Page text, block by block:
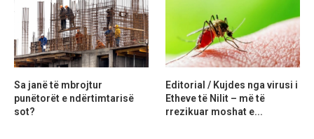
Sa janë të mbrojtur
punëtorët e ndërtimtarisë
sot?
Editorial / Kujdes nga virusi i
Etheve të Nilit – më të
rrezikuar moshat e...